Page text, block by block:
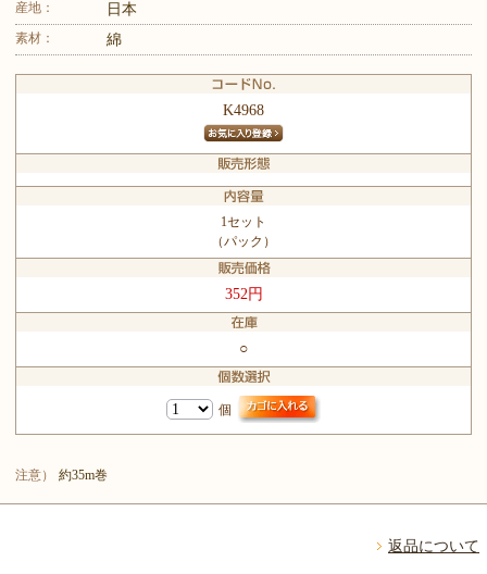
産地： 日本
素材： 綿
K4968
1セット
（パック）
352円
○
個
注意） 約35m巻
返品について